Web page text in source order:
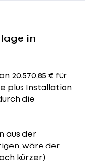
in
20.570,85 € für
plus Installation
die
aus der
wäre der
kürzer.)